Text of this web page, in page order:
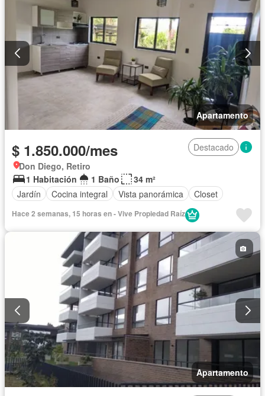
Apartamento
$ 1.850.000/mes
Destacado
Don Diego, Retiro
1 Habitación
1 Baño
34 m²
Jardín
Cocina integral Vista panorámica Closet
Hace 2 semanas, 15 horas en - Vive Propiedad Raíz
Apartamento